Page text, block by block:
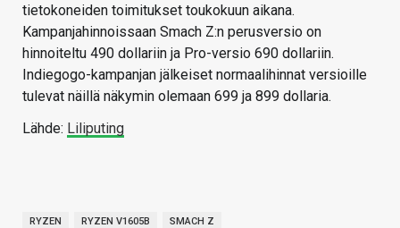
tietokoneiden toimitukset toukokuun aikana.
Kampanjahinnoissaan Smach Z:n perusversio on
hinnoiteltu 490 dollariin ja Pro-versio 690 dollariin.
Indiegogo-kampanjan jälkeiset normaalihinnat versioille
tulevat näillä näkymin olemaan 699 ja 899 dollaria.
Lähde: Liliputing
RYZEN RYZEN V1605B SMACH Z